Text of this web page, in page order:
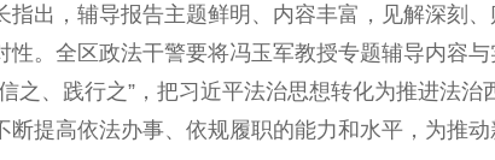
指出，辅导报告主题鲜明、内容丰富，见解深刻
性。全区政法干警要将冯玉军教授专题辅导内容
之、践行之”，把习近平法治思想转化为推进法
断提高依法办事、依规履职的能力和水平，为推